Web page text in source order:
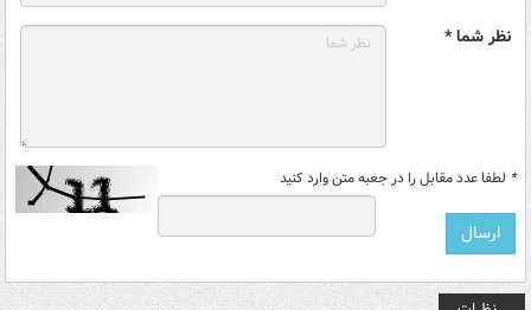
نظر شما *
* لطفا عدد مقابل را در جعبه متن وارد کنید